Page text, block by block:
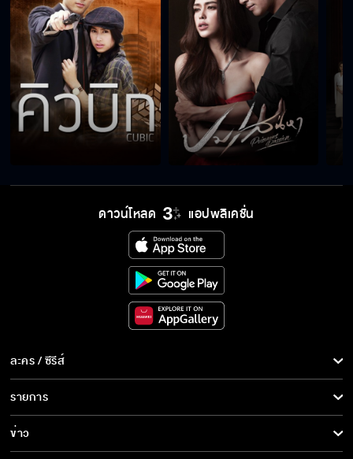
ฉันทำการบ้านมาดีแน่
พวกมันทุกคนต้องชดใช้
ทำไมต้องสนใจคดีนี้
จำคุกตลอดชีวิต
ดาวน์โหลด แอปพลิเคชั่น
ละคร / ซีรีส์
ละคร/ซีรีส์
ซีรีส์นานาชาติ
การ์ตูน & เกม
รายการ
รายการทั้งหมด
ข่าว